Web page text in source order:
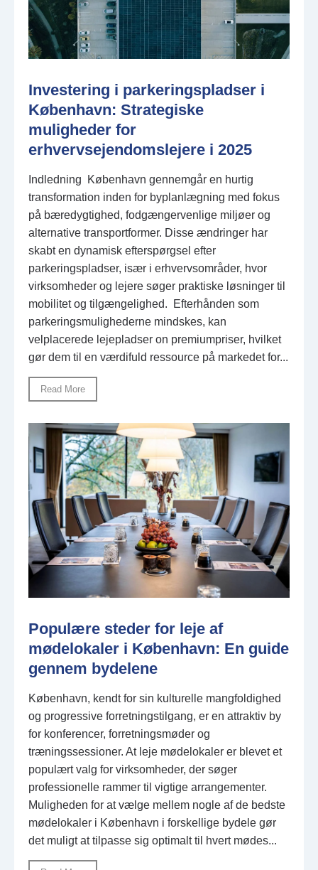
Investering i parkeringspladser i
København: Strategiske
muligheder for
erhvervsejendomslejere i 2025
Indledning København gennemgår en hurtig
transformation inden for byplanlægning med fokus
på bæredygtighed, fodgængervenlige miljøer og
alternative transportformer. Disse ændringer har
skabt en dynamisk efterspørgsel efter
parkeringspladser, især i erhvervsområder, hvor
virksomheder og lejere søger praktiske løsninger til
mobilitet og tilgængelighed. Efterhånden som
parkeringsmulighederne mindskes, kan
velplacerede lejepladser on premiumpriser, hvilket
gør dem til en værdifuld ressource på markedet for...
Read More
Populære steder for leje af
mødelokaler i København: En guide
gennem bydelene
København, kendt for sin kulturelle mangfoldighed
og progressive forretningstilgang, er en attraktiv by
for konferencer, forretningsmøder og
træningssessioner. At leje mødelokaler er blevet et
populært valg for virksomheder, der søger
professionelle rammer til vigtige arrangementer.
Muligheden for at vælge mellem nogle af de bedste
mødelokaler i København i forskellige bydele gør
det muligt at tilpasse sig optimalt til hvert mødes...